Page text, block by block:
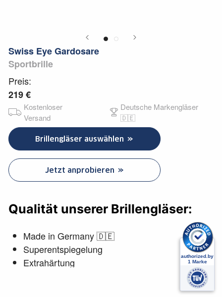
Swiss Eye Gardosare
Sportbrille
Preis:
219 €
Kostenloser
Versand
Deutsche Markengläser
🇩🇪
Brillengläser auswählen
Jetzt anprobieren
Qualität unserer Brillengläser:
Made in Germany 🇩🇪
Superentspiegelung
Extrahärtung